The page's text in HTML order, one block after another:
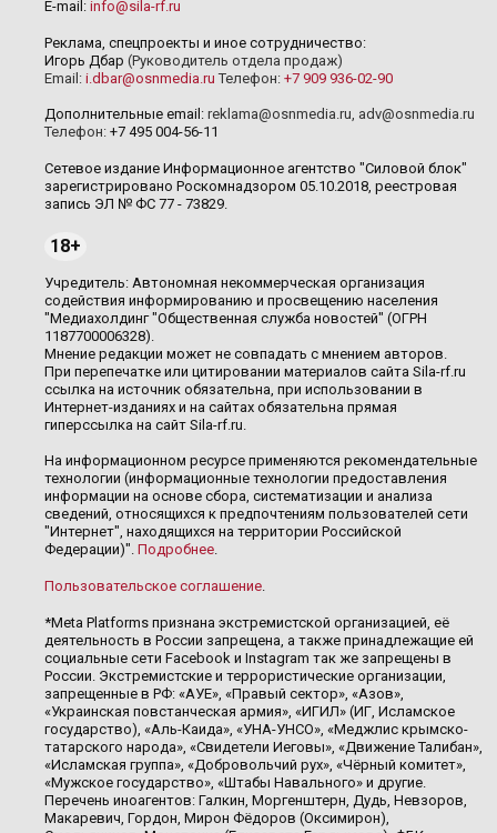
E-mail: info@sila-rf.ru
Реклама, спецпроекты и иное сотрудничество:
Игорь Дбар (Руководитель отдела продаж)
Email: i.dbar@osnmedia.ru Телефон: +7 909 936-02-90
Дополнительные email: reklama@osnmedia.ru, adv@osnmedia.ru
Телефон: +7 495 004-56-11
Сетевое издание Информационное агентство "Силовой блок"
зарегистрировано Роскомнадзором 05.10.2018, реестровая
запись ЭЛ № ФС 77 - 73829.
18+
Учредитель: Автономная некоммерческая организация
содействия информированию и просвещению населения
"Медиахолдинг "Общественная служба новостей" (ОГРН
1187700006328).
Мнение редакции может не совпадать с мнением авторов.
При перепечатке или цитировании материалов сайта Sila-rf.ru
ссылка на источник обязательна, при использовании в
Интернет-изданиях и на сайтах обязательна прямая
гиперссылка на сайт Sila-rf.ru.
На информационном ресурсе применяются рекомендательные
технологии (информационные технологии предоставления
информации на основе сбора, систематизации и анализа
сведений, относящихся к предпочтениям пользователей сети
"Интернет", находящихся на территории Российской
Федерации)". Подробнее.
Пользовательское соглашение.
*Meta Platforms признана экстремистской организацией, её
деятельность в России запрещена, а также принадлежащие ей
социальные сети Facebook и Instagram так же запрещены в
России. Экстремистские и террористические организации,
запрещенные в РФ: «АУЕ», «Правый сектор», «Азов»,
«Украинская повстанческая армия», «ИГИЛ» (ИГ, Исламское
государство), «Аль-Каида», «УНА-УНСО», «Меджлис крымско-
татарского народа», «Свидетели Иеговы», «Движение Талибан»,
«Исламская группа», «Добровольчий рух», «Чёрный комитет»,
«Мужское государство», «Штабы Навального» и другие.
Перечень иноагентов: Галкин, Моргенштерн, Дудь, Невзоров,
Макаревич, Гордон, Мирон Фёдоров (Оксимирон),